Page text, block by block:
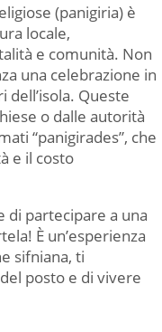
(panigiria) è
locale,
e comunità. Non
una celebrazione in
dell’isola. Queste
o dalle autorità
“panigirades”, che
e il costo
di partecipare a una
È un’esperienza
sifniana, ti
posto e di vivere